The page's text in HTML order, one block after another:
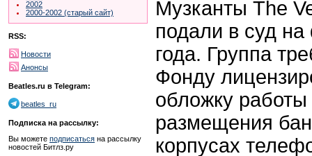
2002
2000-2002 (старый сайт)
RSS:
Новости
Анонсы
Beatles.ru в Telegram:
beatles_ru
Подписка на рассылку:
Вы можете подписаться на рассылку
новостей Битлз.ру
Музканты The
подали в суд
года. Группа
Фонду
обложку
размещения
корпусах